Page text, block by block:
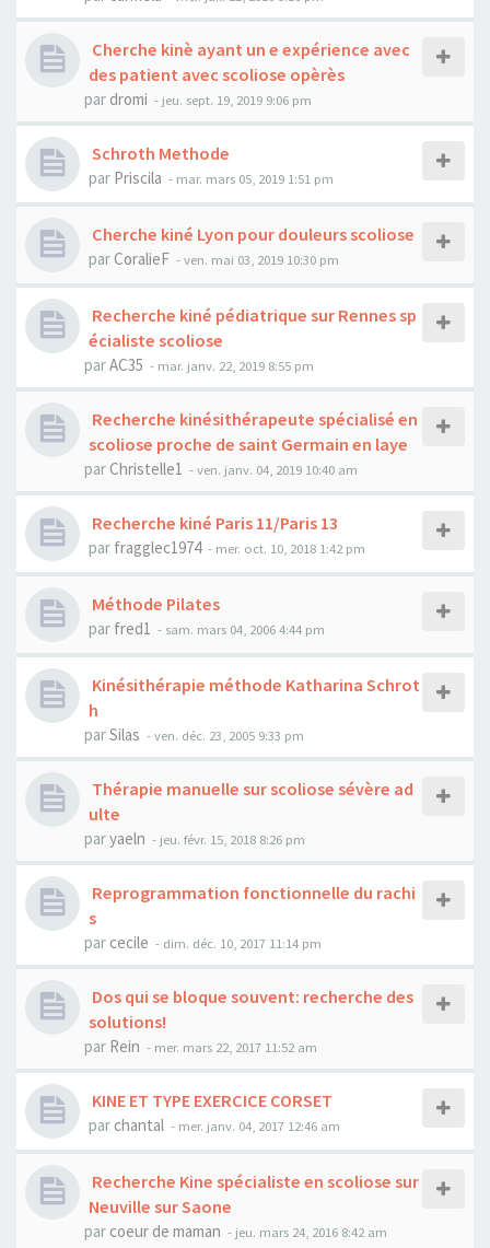
Cherche kinè ayant un e expérience avec
des patient avec scoliose opèrès
par dromi - jeu. sept. 19, 2019 9:06 pm
Schroth Methode
par Priscila - mar. mars 05, 2019 1:51 pm
Cherche kiné Lyon pour douleurs scoliose
par CoralieF - ven. mai 03, 2019 10:30 pm
Recherche kiné pédiatrique sur Rennes sp
écialiste scoliose
parAC35 - mar. janv. 22, 2019 8:55 pm
Recherche kinésithérapeute spécialisé en
scoliose proche de saint Germain en laye
par Christelle1 - ven. janv. 04, 2019 10:40 am
Recherche kiné Paris 11/Paris 13
par fragglec1974 - mer. oct. 10, 2018 1:42 pm
Méthode Pilates
par fred1 - sam. mars 04, 2006 4:44 pm
Kinésithérapie méthode Katharina Schrot
h
parSilas - ven. déc. 23, 2005 9:33 pm
Thérapie manuelle sur scoliose sévère ad
ulte
paryaeln - jeu. févr. 15, 2018 8:26 pm
Reprogrammation fonctionnelle du rachi
s
par cecile - dim. déc. 10, 2017 11:14 pm
Dos qui se bloque souvent: recherche des
solutions!
par Rein - mer. mars 22, 2017 11:52 am
KINE ET TYPE EXERCICE CORSET
par chantal - mer. janv. 04, 2017 12:46 am
Recherche Kine spécialiste en scoliose sur
Neuville sur Saone
par coeur de maman - jeu. mars 24, 2016 8:42 am